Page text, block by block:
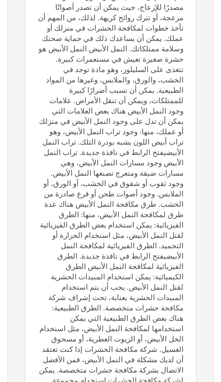
مصدرًا للإزعاج، حيث يمكن أن تصدر أصواتًا
مزعجة، أو تترك روائح كريهة. لذلك، من المهم أن
تأخذ خطوات لمكافحة الحشرات في منزلك أو
عملك. يمكن أن يساعدك ذلك في حماية صحتك
وسلامة ممتلكاتك. النمل الأبيض النمل الأبيض هو
حشرة صغيرة تعيش في مستعمرات كبيرة.
تتغذى على السليلوز، وهو مادة توجد في
الخشب، والورق، والملابس، وغيرها من المواد
الطبيعية. يمكن أن تسبب أضرارًا كبيرة
للممتلكات، ويمكن أن تنقل الأمراض. علامات
وجود النمل الأبيض هناك بعض العلامات التي
يمكن أن تدل على وجود النمل الأبيض في منزلك
أو عملك، منها: وجود تراب النمل الأبيض، وهو
تراب أبيض اللون يشبه بودرة التلك. تراب النمل
الأبيضيفتح الرابط في نافذة جديدة. تراب النمل
الأبيض وجود مسارات النمل الأبيض، وهي
مسارات ضيقة ومتعرج تصنعها النمل الأبيض.
وجود ثقوب أو شقوق في الخشب، أو الورق، أو
الملابس. وجود أصوات طحن أو قرع صادرة من
الخشب. طرق مكافحة النمل الأبيض هناك عدة
طرق لمكافحة النمل الأبيض، منها: الطرق
الفيزيائية: يمكن استخدام بعض الطرق الفيزيائية
لقتل النمل الأبيض، مثل استخدام الحرارة أو
التجميد. الطرق الفيزيائية لمكافحة النمل
الأبيضيفتح الرابط في نافذة جديدة. الطرق
الفيزيائية لمكافحة النمل الأبيض الطرق
الكيميائية: يمكن استخدام المبيدات الحشرية
لقتل النمل الأبيض. يجب أن يتم استخدام
المبيدات الحشرية بعناية، تحت إشراف شركة
مكافحة حشرات متخصصة. الطرق الطبيعية:
هناك بعض الطرق الطبيعية التي يمكن
استخدامها لمكافحة النمل الأبيض، مثل استخدام
الخل الأبيض، أو الزيوت العطرية، أو مسحوق
الغسيل. شركة مكافحة الحشرات إذا كنت تعتقد
أن لديك مشكلة في النمل الأبيض، فمن الأفضل
الاتصال بشركة مكافحة حشرات متخصصة. يمكن